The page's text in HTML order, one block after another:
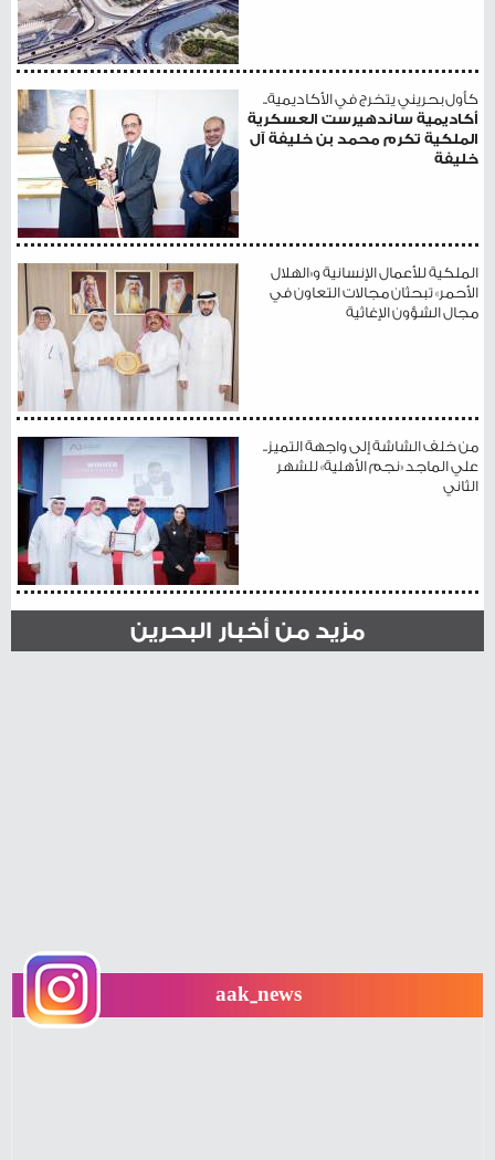
كأول بحريني يتخرج في الأكاديمية..
أكاديمية ساندهيرست العسكرية
الملكية تكرم محمد بن خليفة آل
خليفة
الملكية للأعمال الإنسانية و«الهلال
الأحمر» تبحثان مجالات التعاون في
مجال الشؤون الإغاثية
من خلف الشاشة إلى واجهة التميز..
علي الماجد «نجم الأهلية» للشهر
الثاني
مزيد من أخبار البحرين
aak_news